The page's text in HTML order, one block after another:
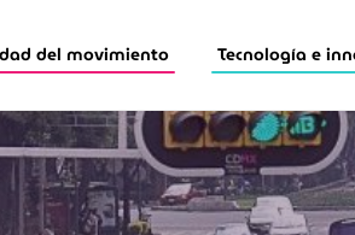
del movimiento Tecnología e